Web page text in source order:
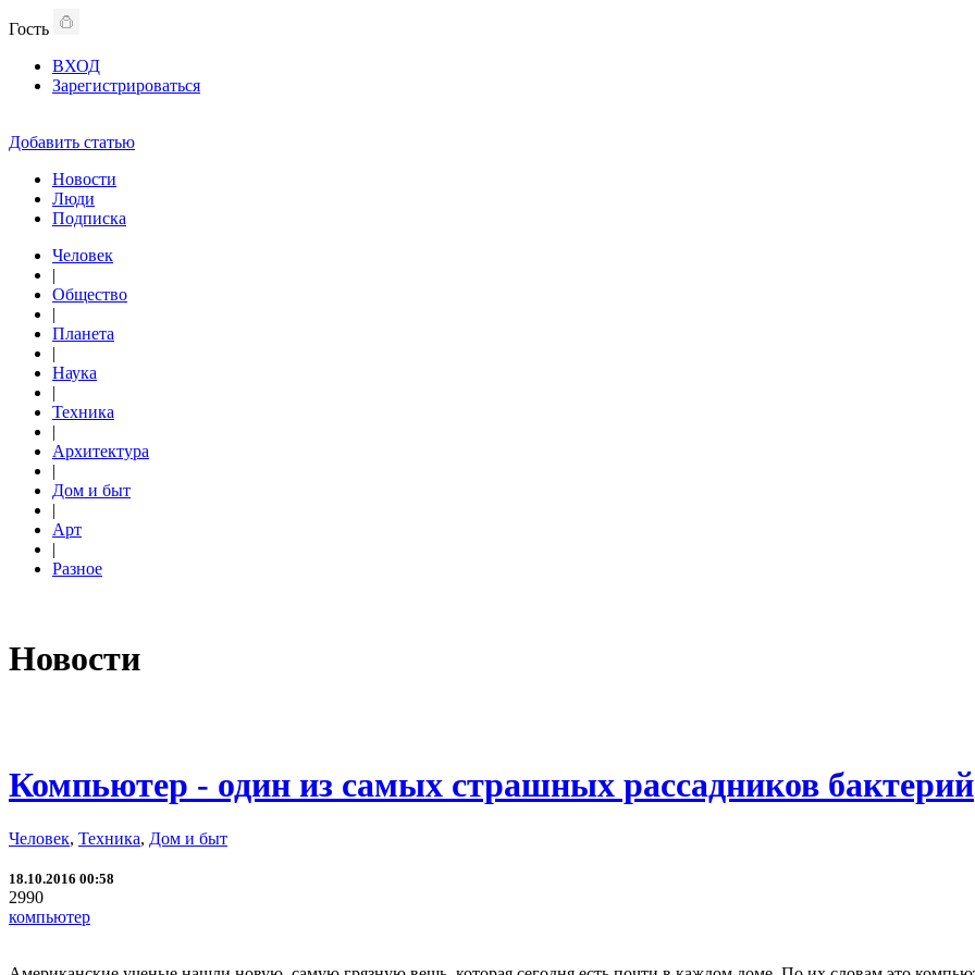
Гость
ВХОД
Зарегистрироваться
Добавить статью
Новости
Люди
Подписка
Человек
|
Общество
|
Планета
|
Наука
|
Техника
|
Архитектура
|
Дом и быт
|
Арт
|
Разное
Новости
Компьютер - один из самых страшных рассадников бактерий
Человек, Техника, Дом и быт
18.10.2016 00:58
2990
компьютер